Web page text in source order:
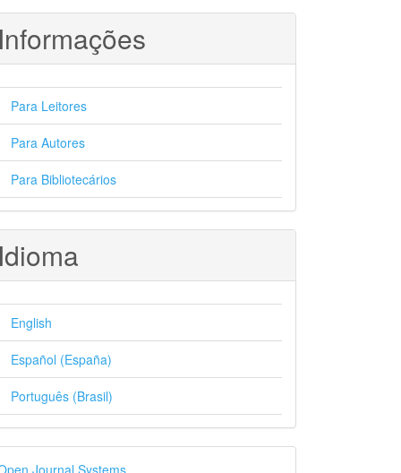
Para Leitores
Para Autores
Para Bibliotecários
English
Español (España)
Português (Brasil)
Journal Systems